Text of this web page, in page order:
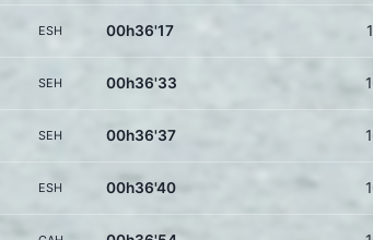
ESH 00h36'17
SEH 00h36'33
SEH 00h36'37
ESH 00h36'40